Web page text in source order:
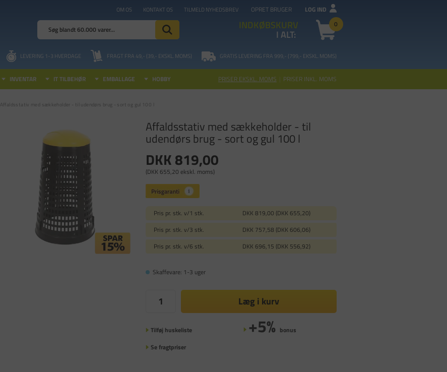
OM OS KONTAKT OS TILMELD NYHEDSBREV OPRET BRUGER LOG IND
INDKØBSKURV 0
I ALT:
LEVERING 1-3 HVERDAGE FRAGT FRA 49,- (39,- EKSKL. MOMS) GRATIS LEVERING FRA 999,- (799,- EKSKL. MOMS)
INVENTAR IT TILBEHØR EMBALLAGE HOBBY PRISER EKSKL. MOMS | PRISER INKL. MOMS
Affaldsstativ med sækkeholder - til udendørs brug - sort og gul 100 l
Affaldsstativ med sækkeholder - til
udendørs brug - sort og gul 100 l
DKK 819,00
(DKK 655,20 ekskl. moms)
Pris pr. stk. v/1 stk.
DKK 819,00 (DKK 655,20)
Pris pr. stk. v/3 stk.
DKK 757,58 (DKK 606,06)
Pris pr. stk. v/6 stk.
DKK 696,15 (DKK 556,92)
Skaffevare: 1-3 uger
Læg i kurv
Tilføj huskeliste +5% bonus
Se fragtpriser